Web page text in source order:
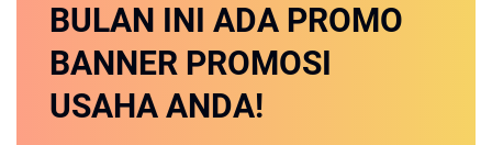
BULAN INI ADA PROMO
BANNER PROMOSI
USAHA ANDA!